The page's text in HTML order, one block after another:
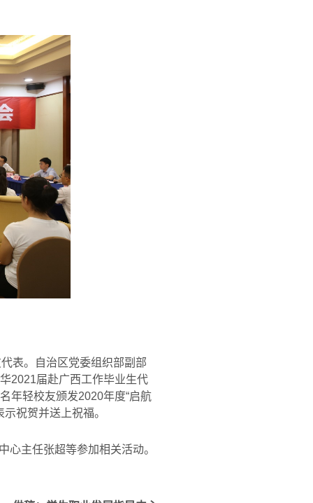
表。自治区党委组织部副部
2021届赴广西工作毕业生代
名年轻校友颁发2020年度“启航
示祝贺并送上祝福。
主任张超等参加相关活动。